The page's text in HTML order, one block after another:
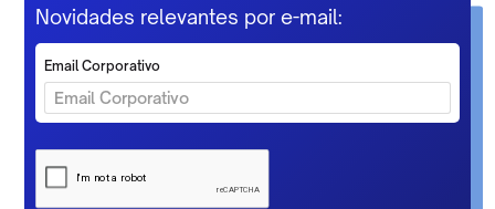
Novidades relevantes por e-mail:
Email Corporativo